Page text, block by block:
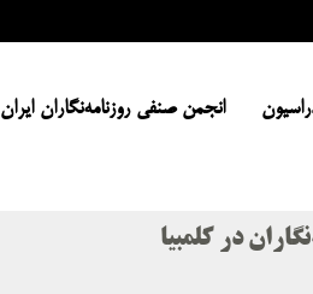
انجمن صنفی روزنامه‌نگاران ایران
در کلمبیا